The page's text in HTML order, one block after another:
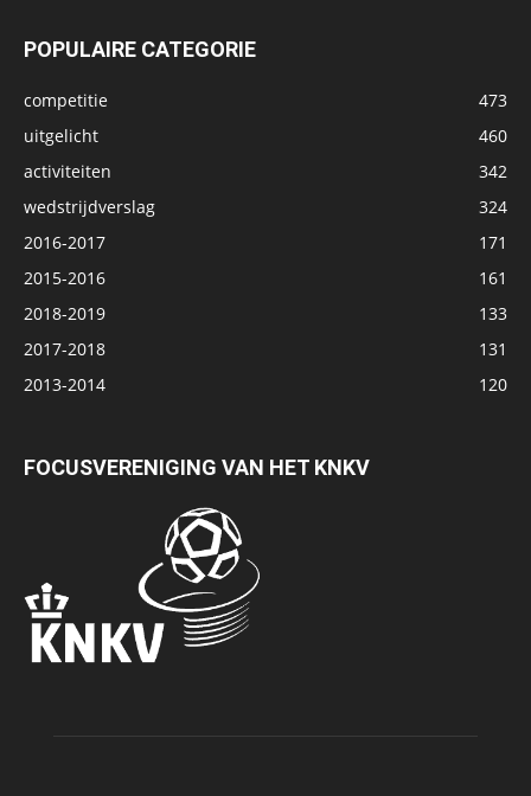
POPULAIRE CATEGORIE
competitie
473
uitgelicht
460
activiteiten
342
wedstrijdverslag
324
2016-2017
171
2015-2016
161
2018-2019
133
2017-2018
131
2013-2014
120
FOCUSVERENIGING VAN HET KNKV